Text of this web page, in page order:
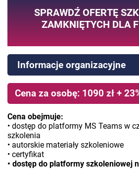
SPRAWDŹ OFERTĘ
ZAMKNIĘTYCH DLA
Informacje organizacyjne
Cena za osobę: 1090 zł +
Cena obejmuje:
• dostęp do platformy MS Teams w
szkolenia
• autorskie materiały szkoleniowe
• certyfikat
• dostęp do platformy szkoleniowej